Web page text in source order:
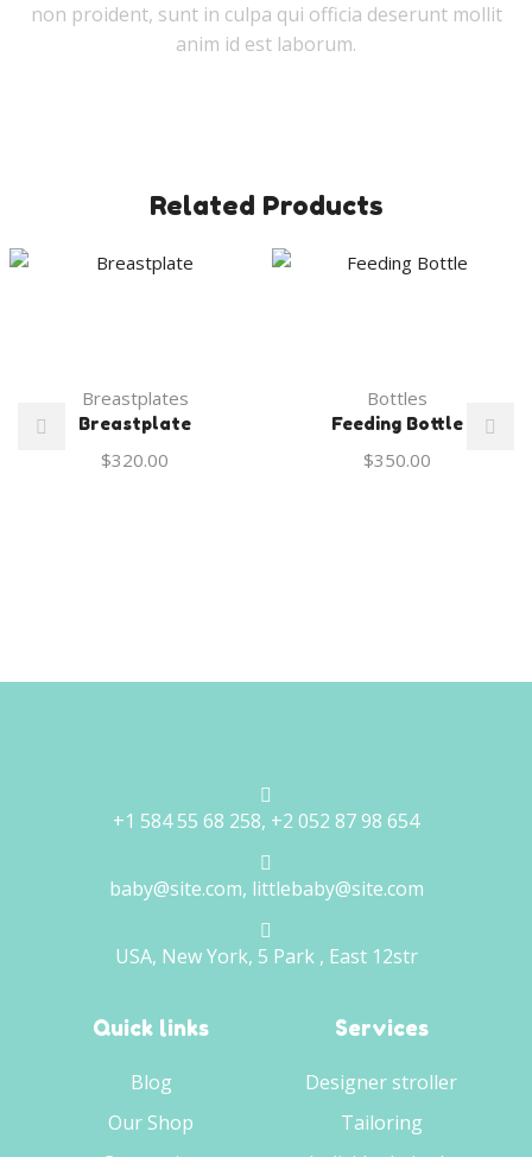
non proident, sunt in culpa qui officia deserunt mollit
anim id est laborum.
Related Products
Breastplates
Breastplate
$320.00
Bottles
Feeding Bottle
$350.00
+1 584 55 68 258, +2 052 87 98 654
baby@site.com, littlebaby@site.com
USA, New York, 5 Park , East 12str
Quick links
Blog
Our Shop
Services
Designer stroller
Tailoring